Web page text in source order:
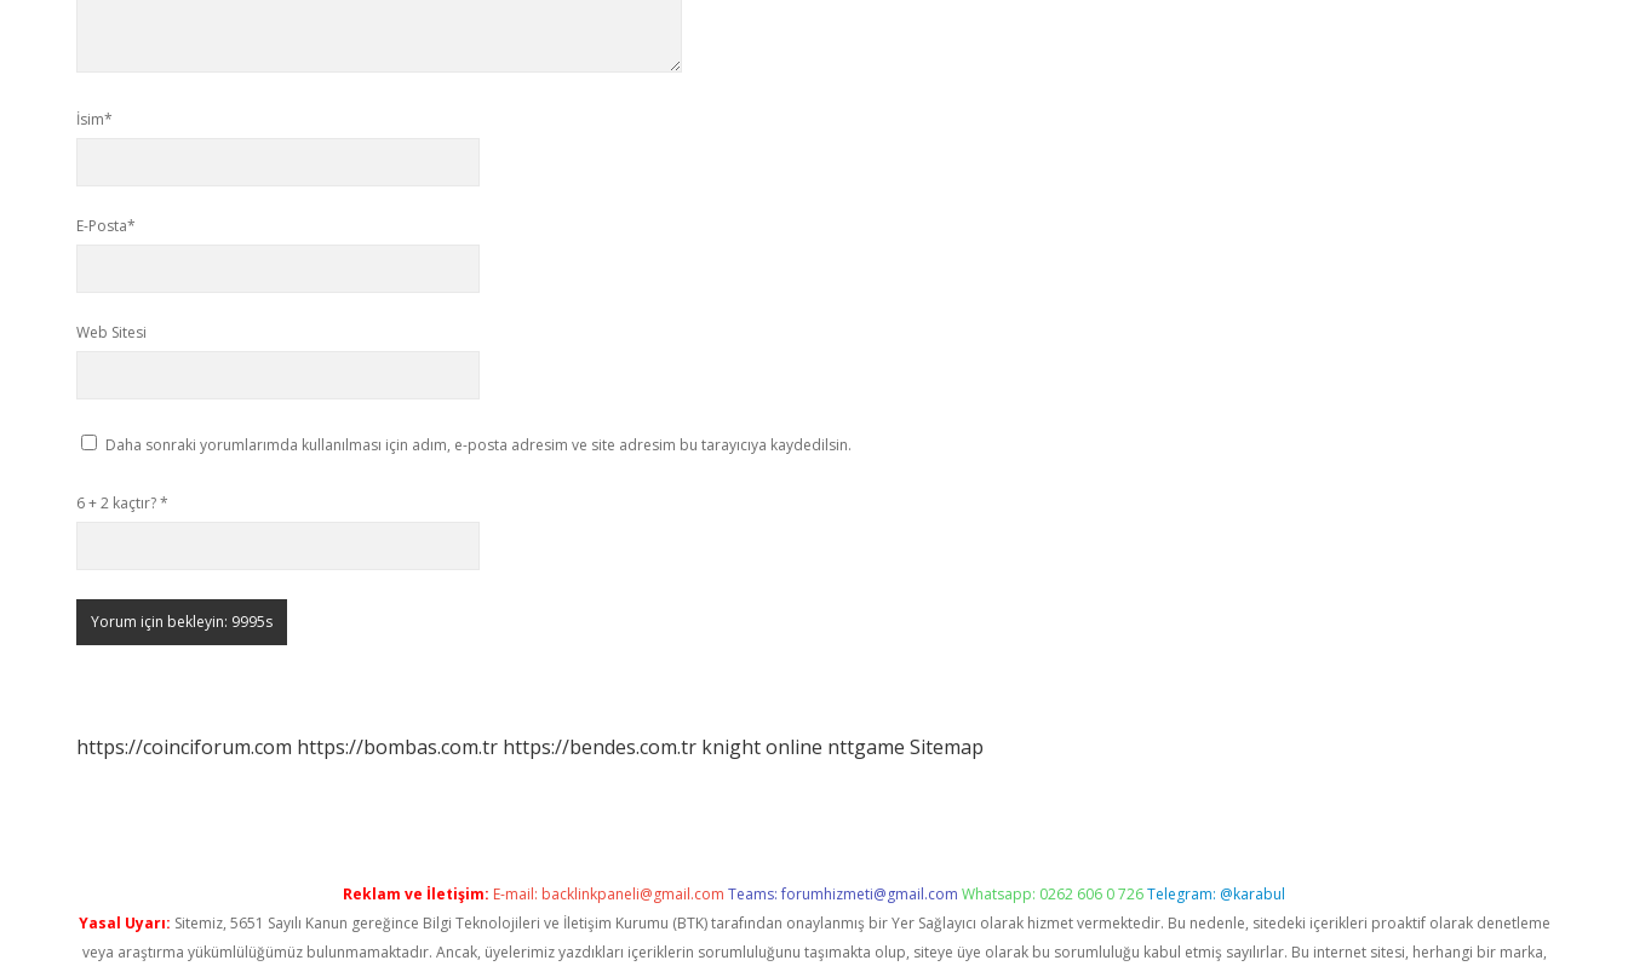
İsim*
E-Posta*
Web Sitesi
Daha sonraki yorumlarımda kullanılması için adım, e-posta adresim ve site adresim bu tarayıcıya kaydedilsin.
6 + 2 kaçtır?*
https://coinciforum.com https://bombas.com.tr https://bendes.com.tr knight online nttgame Sitemap
Reklam ve İletişim: E-mail: backlinkpaneli@gmail.com Teams:forumhizmeti@gmail.com Whatsapp: 0262 606 0 726Telegram: @karabul
Yasal Uyarı: Sitemiz, 5651 Sayılı Kanun gereğince Bilgi Teknolojileri ve İletişim Kurumu (BTK) tarafından onaylanmış bir Yer Sağlayıcı olarak hizmet vermektedir. Bu nedenle, sitedeki içerikleri proaktif olarak denetleme
veya araştırma yükümlülüğümüz bulunmamaktadır. Ancak, üyelerimiz yazdıkları içeriklerin sorumluluğunu taşımakta olup, siteye üye olarak bu sorumluluğu kabul etmiş sayılırlar. Bu internet sitesi, herhangi bir marka,